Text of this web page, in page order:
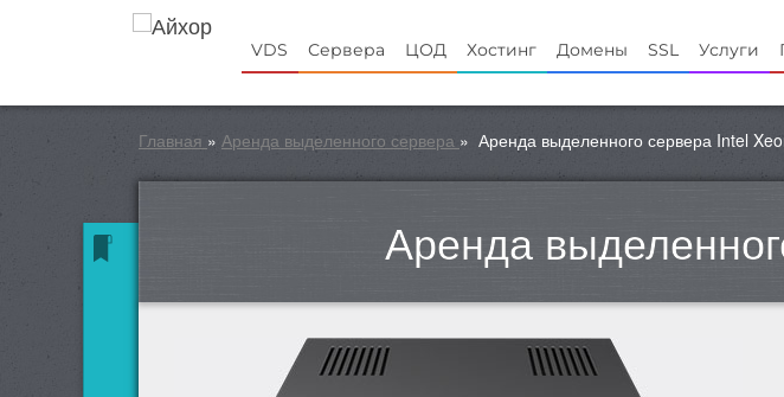
VDS Сервера ЦОД Хостинг Домены SSL Услуги
Главная » Аренда выделенного сервера » Аренда выделенного сервера Intel
Аренда